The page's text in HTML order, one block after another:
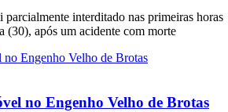
interditado nas primeiras horas
(30), após um acidente com morte
no Engenho Velho de Brotas